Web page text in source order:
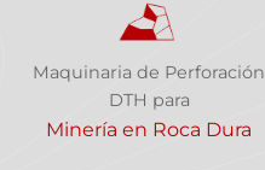
Maquinaria de Perforación
DTH para
Minería en Roca Dura